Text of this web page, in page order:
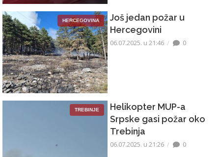
HERCEGOVINA
Još jedan požar u
Hercegovini
06.07.2025. u 21:46 0
TREBINJE
Helikopter MUP-a
Srpske gasi požar oko
Trebinja
06.07.2025. u 21:26 0